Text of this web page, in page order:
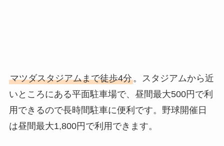
マツダスタジアムまで徒歩4分。スタジアムから近
いところにある平面駐車場で、昼間最大500円で利
用できるので長時間駐車に便利です。野球開催日
は昼間最大1,800円で利用できます。